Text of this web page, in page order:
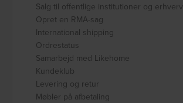
Salg til offentlige institutioner og erhverv
Opret en RMA-sag
International shipping
Ordrestatus
Samarbejd med Likehome
Kundeklub
Levering og retur
Møbler på afbetaling